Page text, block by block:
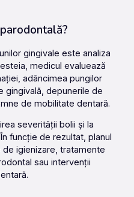
gingivale este analiza
medicul evaluează
adâncimea pungilor
gingivală, depunerile de
de mobilitate dentară.
severității bolii și la
funcție de rezultat, planul
igienizare, tratamente
sau intervenții